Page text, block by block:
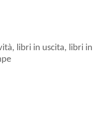
libri in uscita, libri in